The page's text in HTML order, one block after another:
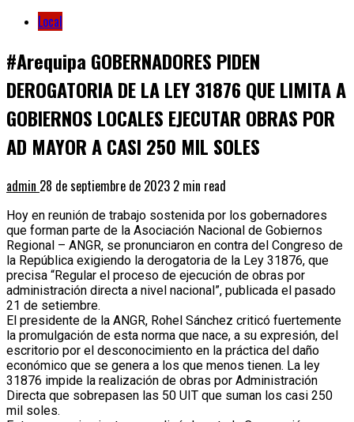
Local
#Arequipa GOBERNADORES PIDEN
DEROGATORIA DE LA LEY 31876 QUE LIMITA A
GOBIERNOS LOCALES EJECUTAR OBRAS POR
AD MAYOR A CASI 250 MIL SOLES
admin 28 de septiembre de 2023 2 min read
Hoy en reunión de trabajo sostenida por los gobernadores
que forman parte de la Asociación Nacional de Gobiernos
Regional – ANGR, se pronunciaron en contra del Congreso de
la República exigiendo la derogatoria de la Ley 31876, que
precisa “Regular el proceso de ejecución de obras por
administración directa a nivel nacional”, publicada el pasado
21 de setiembre.
El presidente de la ANGR, Rohel Sánchez criticó fuertemente
la promulgación de esta norma que nace, a su expresión, del
escritorio por el desconocimiento en la práctica del daño
económico que se genera a los que menos tienen. La ley
31876 impide la realización de obras por Administración
Directa que sobrepasen las 50 UIT que suman los casi 250
mil soles.